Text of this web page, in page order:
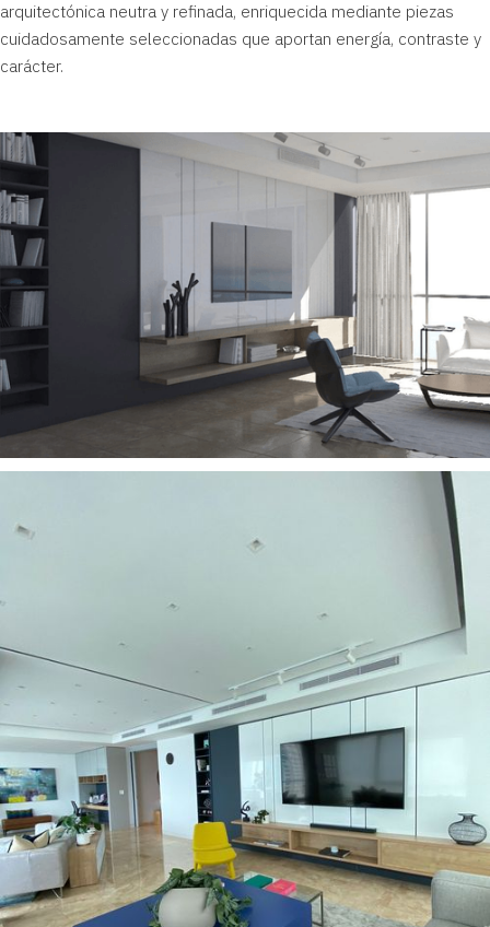
arquitectónica neutra y refinada, enriquecida mediante piezas
cuidadosamente seleccionadas que aportan energía, contraste y
carácter.